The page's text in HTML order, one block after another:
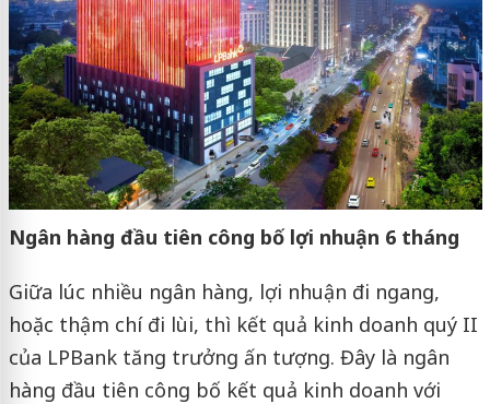
Ngân hàng đầu tiên công bố lợi nhuận 6 tháng
Giữa lúc nhiều ngân hàng, lợi nhuận đi ngang,
hoặc thậm chí đi lùi, thì kết quả kinh doanh quý II
của LPBank tăng trưởng ấn tượng. Đây là ngân
hàng đầu tiên công bố kết quả kinh doanh với